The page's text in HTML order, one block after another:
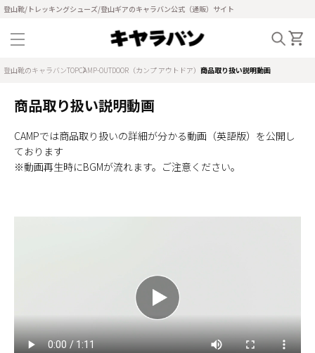
登山靴/トレッキングシューズ/登山ギアのキャラバン公式（通販）サイト
登山靴のキャラバンTOPCAMP-OUTDOOR（カンプ アウトドア） 商品取り扱い説明動画
商品取り扱い説明動画
CAMPでは商品取り扱いの詳細が分かる動画（英語版）を公開し
ております
※動画再生時にBGMが流れます。ご注意ください。